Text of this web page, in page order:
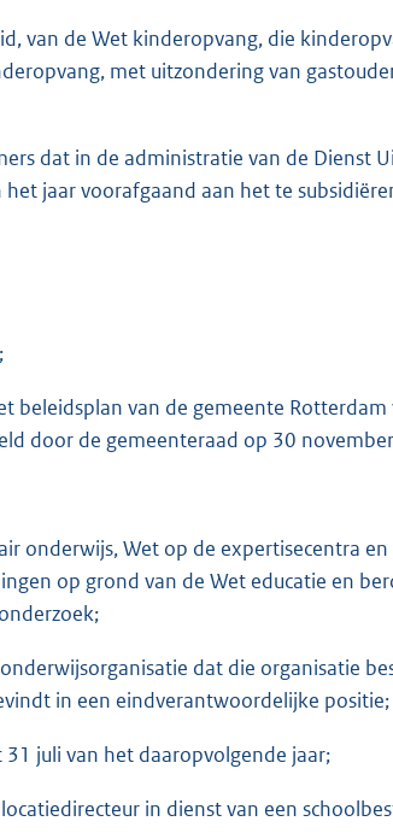
van de Wet kinderopvang, die
met uitzondering van
dat in de administratie van de Dienst
jaar voorafgaand aan het te
beleidsplan van de gemeente
door de gemeenteraad op 30
onderwijs, Wet op de expertisecentra
op grond van de Wet educatie en
dat die organisatie
in een eindverantwoordelijke positie;
juli van het daaropvolgende jaar;
in dienst van een